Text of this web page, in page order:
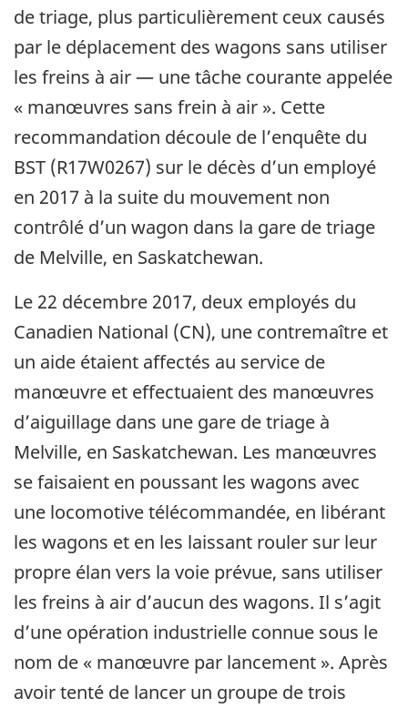
de triage, plus particulièrement ceux causés
par le déplacement des wagons sans utiliser
les freins à air — une tâche courante appelée
« manœuvres sans frein à air ». Cette
recommandation découle de l’enquête du
BST (R17W0267) sur le décès d’un employé
en 2017 à la suite du mouvement non
contrôlé d’un wagon dans la gare de triage
de Melville, en Saskatchewan.
Le 22 décembre 2017, deux employés du
Canadien National (CN), une contremaître et
un aide étaient affectés au service de
manœuvre et effectuaient des manœuvres
d’aiguillage dans une gare de triage à
Melville, en Saskatchewan. Les manœuvres
se faisaient en poussant les wagons avec
une locomotive télécommandée, en libérant
les wagons et en les laissant rouler sur leur
propre élan vers la voie prévue, sans utiliser
les freins à air d’aucun des wagons. Il s’agit
d’une opération industrielle connue sous le
nom de « manœuvre par lancement ». Après
avoir tenté de lancer un groupe de trois